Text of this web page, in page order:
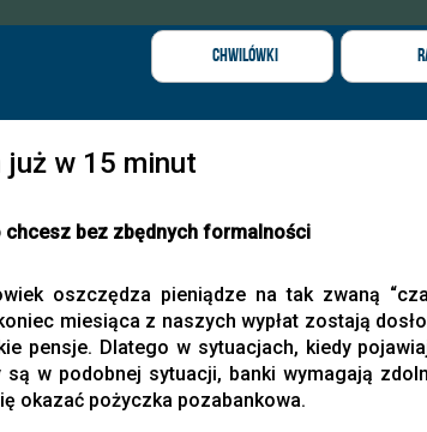
Chwilówki
w 15 minut
bez zbędnych formalności
oszczędza pieniądze na tak zwaną
miesiąca z naszych wypłat zostają
pensje. Dlatego w sytuacjach, kiedy
w podobnej sytuacji, banki wymagają
okazać pożyczka pozabankowa.